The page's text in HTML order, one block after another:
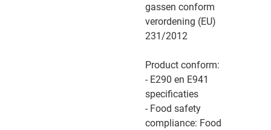
gassen conform
verordening (EU)
231/2012
Product conform:
- E290 en E941
specificaties
- Food safety
compliance: Food